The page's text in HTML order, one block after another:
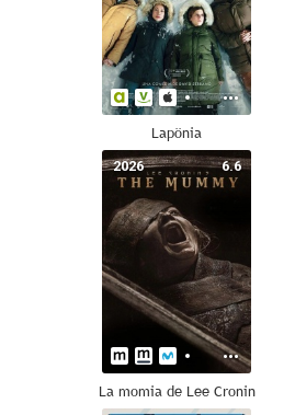
Lapönia
6.6
2026
La momia de Lee Cronin